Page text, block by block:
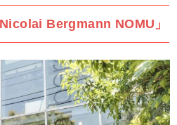
Bergmann NOMU」